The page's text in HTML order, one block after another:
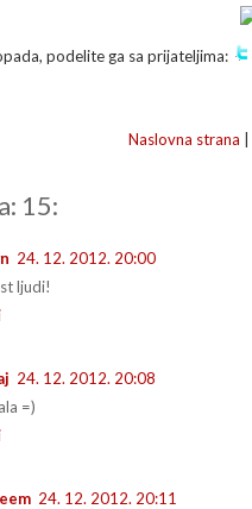
podelite ga sa prijateljima:
Naslovna strana
15:
24. 12. 2012. 20:00
ljudi!
24. 12. 2012. 20:08
=)
24. 12. 2012. 20:11